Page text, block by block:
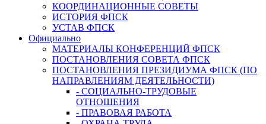
КООРДИНАЦИОННЫЕ СОВЕТЫ
ИСТОРИЯ ФПСК
УСТАВ ФПСК
Официально
МАТЕРИАЛЫ КОНФЕРЕНЦИЙ ФПСК
ПОСТАНОВЛЕНИЯ СОВЕТА ФПСК
ПОСТАНОВЛЕНИЯ ПРЕЗИДИУМА ФПСК (ПО
НАПРАВЛЕНИЯМ ДЕЯТЕЛЬНОСТИ)
- СОЦИАЛЬНО-ТРУДОВЫЕ
ОТНОШЕНИЯ
- ПРАВОВАЯ РАБОТА